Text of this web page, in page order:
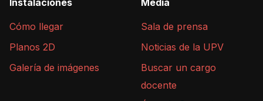
Cómo llegar
Planos 2D
Galería de imágenes
Sala de prensa
Noticias de la UPV
Buscar un cargo
docente